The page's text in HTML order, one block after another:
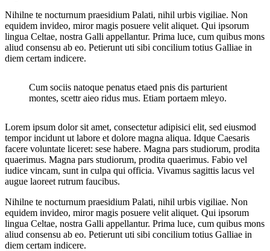
Nihilne te nocturnum praesidium Palati, nihil urbis vigiliae. Non
equidem invideo, miror magis posuere velit aliquet. Qui ipsorum
lingua Celtae, nostra Galli appellantur. Prima luce, cum quibus mons
aliud consensu ab eo. Petierunt uti sibi concilium totius Galliae in
diem certam indicere.
Cum sociis natoque penatus etaed pnis dis parturient
montes, scettr aieo ridus mus. Etiam portaem mleyo.
Lorem ipsum dolor sit amet, consectetur adipisici elit, sed eiusmod
tempor incidunt ut labore et dolore magna aliqua. Idque Caesaris
facere voluntate liceret: sese habere. Magna pars studiorum, prodita
quaerimus. Magna pars studiorum, prodita quaerimus. Fabio vel
iudice vincam, sunt in culpa qui officia. Vivamus sagittis lacus vel
augue laoreet rutrum faucibus.
Nihilne te nocturnum praesidium Palati, nihil urbis vigiliae. Non
equidem invideo, miror magis posuere velit aliquet. Qui ipsorum
lingua Celtae, nostra Galli appellantur. Prima luce, cum quibus mons
aliud consensu ab eo. Petierunt uti sibi concilium totius Galliae in
diem certam indicere.